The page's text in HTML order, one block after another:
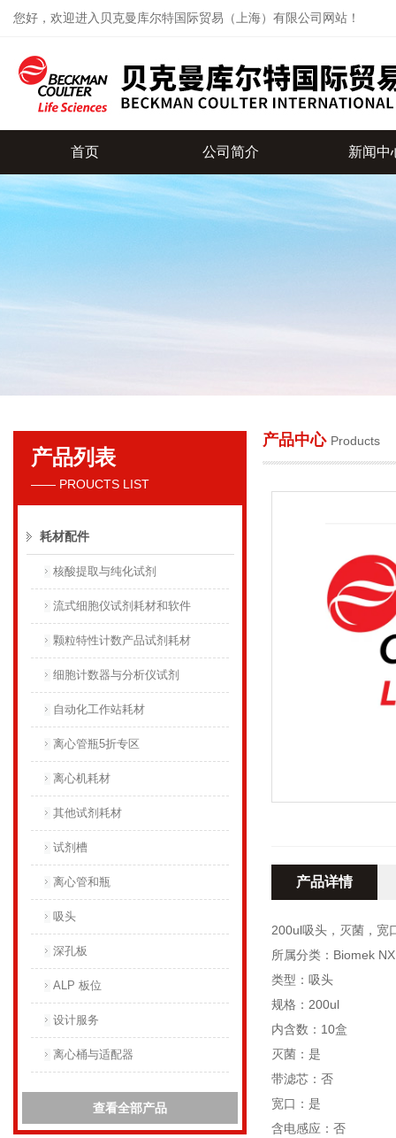
您好，欢迎进入贝克曼库尔特国际贸易（上海）有限公司网站！
贝克曼库尔特国际贸易（上海）有限公司
首页 公司简介 新闻中
产品列表
—— PROUCTS LIST
耗材配件
核酸提取与纯化试剂
流式细胞仪试剂耗材和软件
颗粒特性计数产品试剂耗材
细胞计数器与分析仪试剂
自动化工作站耗材
离心管瓶5折专区
离心机耗材
其他试剂耗材
试剂槽
离心管和瓶
吸头
深孔板
ALP 板位
设计服务
离心桶与适配器
查看全部产品
产品中心 Products
产品详情
200ul吸头，灭菌，宽
所属分类：Biomek
类型：吸头
规格：200ul
内含数：10盒
灭菌：是
带滤芯：否
宽口：是
含电感应：否